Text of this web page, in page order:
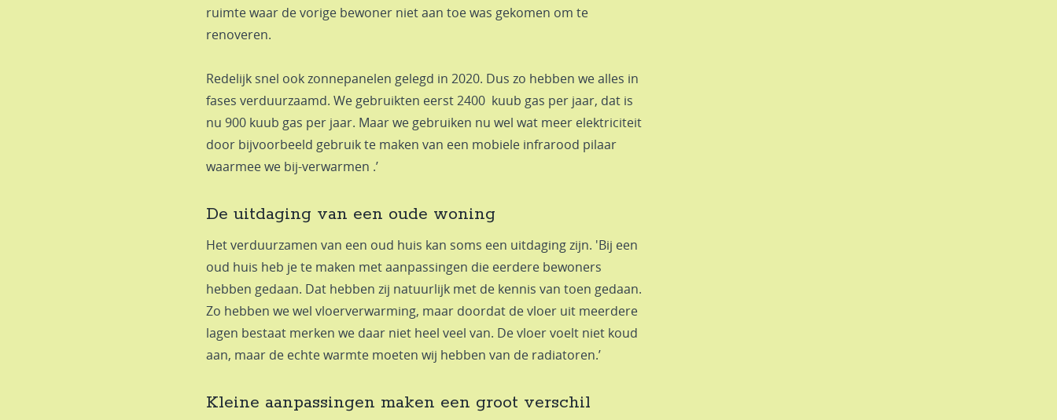
ruimte waar de vorige bewoner niet aan toe was gekomen om te
renoveren.
Redelijk snel ook zonnepanelen gelegd in 2020. Dus zo hebben we alles in
fases verduurzaamd. We gebruikten eerst 2400 kuub gas per jaar, dat is
nu 900 kuub gas per jaar. Maar we gebruiken nu wel wat meer elektriciteit
door bijvoorbeeld gebruik te maken van een mobiele infrarood pilaar
waarmee we bij-verwarmen .’
De uitdaging van een oude woning
Het verduurzamen van een oud huis kan soms een uitdaging zijn. 'Bij een
oud huis heb je te maken met aanpassingen die eerdere bewoners
hebben gedaan. Dat hebben zij natuurlijk met de kennis van toen gedaan.
Zo hebben we wel vloerverwarming, maar doordat de vloer uit meerdere
lagen bestaat merken we daar niet heel veel van. De vloer voelt niet koud
aan, maar de echte warmte moeten wij hebben van de radiatoren.’
Kleine aanpassingen maken een groot verschil